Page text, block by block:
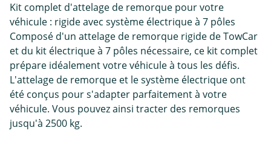
Kit complet d'attelage de remorque pour votre
véhicule : rigide avec système électrique à 7 pôles
Composé d'un attelage de remorque rigide de TowCar
et du kit électrique à 7 pôles nécessaire, ce kit complet
prépare idéalement votre véhicule à tous les défis.
L'attelage de remorque et le système électrique ont
été conçus pour s'adapter parfaitement à votre
véhicule. Vous pouvez ainsi tracter des remorques
jusqu'à 2500 kg.